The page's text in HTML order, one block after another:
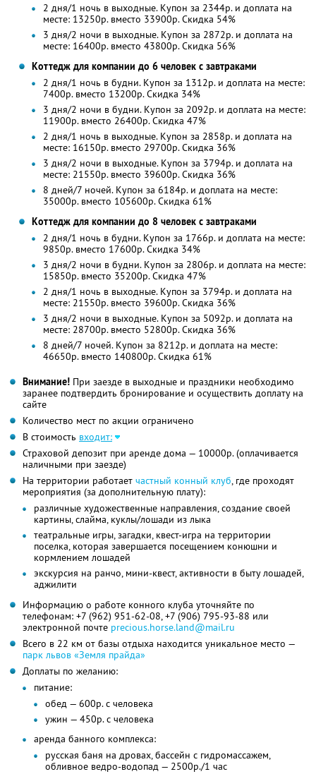
2 дня/1 ночь в выходные. Купон за 2344р. и доплата на
месте: 13250р. вместо 33900р. Скидка 54%
3 дня/2 ночи в выходные. Купон за 2872р. и доплата на
месте: 16400р. вместо 43800р. Скидка 56%
Коттедж для компании до 6 человек с завтраками
2 дня/1 ночь в будни. Купон за 1312р. и доплата на месте:
7400р. вместо 13200р. Скидка 34%
3 дня/2 ночи в будни. Купон за 2092р. и доплата на месте:
11900р. вместо 26400р. Скидка 47%
2 дня/1 ночь в выходные. Купон за 2858р. и доплата на
месте: 16150р. вместо 29700р. Скидка 36%
3 дня/2 ночи в выходные. Купон за 3794р. и доплата на
месте: 21550р. вместо 39600р. Скидка 36%
8 дней/7 ночей. Купон за 6184р. и доплата на месте:
35000р. вместо 105600р. Скидка 61%
Коттедж для компании до 8 человек с завтраками
2 дня/1 ночь в будни. Купон за 1766р. и доплата на месте:
9850р. вместо 17600р. Скидка 34%
3 дня/2 ночи в будни. Купон за 2806р. и доплата на месте:
15850р. вместо 35200р. Скидка 47%
2 дня/1 ночь в выходные. Купон за 3794р. и доплата на
месте: 21550р. вместо 39600р. Скидка 36%
3 дня/2 ночи в выходные. Купон за 5092р. и доплата на
месте: 28700р. вместо 52800р. Скидка 36%
8 дней/7 ночей. Купон за 8212р. и доплата на месте:
46650р. вместо 140800р. Скидка 61%
Внимание! При заезде в выходные и праздники необходимо
заранее подтвердить бронирование и осуществить доплату на
сайте
Количество мест по акции ограничено
В стоимость входит:
Страховой депозит при аренде дома — 10000р. (оплачивается
наличными при заезде)
На территории работает частный конный клуб, где проходят
мероприятия (за дополнительную плату):
различные художественные направления, создание своей
картины, слайма, куклы/лошади из лыка
театральные игры, загадки, квест-игра на территории
поселка, которая завершается посещением конюшни и
кормлением лошадей
экскурсия на ранчо, мини-квест, активности в быту лошадей,
аджилити
Информацию о работе конного клуба уточняйте по
телефонам: +7 (962) 951-62-08, +7 (906) 795-93-88 или
электронной почте precious.horse.land@mail.ru
Всего в 22 км от базы отдыха находится уникальное место —
парк львов «Земля прайда»
Доплаты по желанию:
питание:
обед — 600р. с человека
ужин — 450р. с человека
аренда банного комплекса:
русская баня на дровах, бассейн с гидромассажем,
обливное ведро-водопад — 2500р./1 час